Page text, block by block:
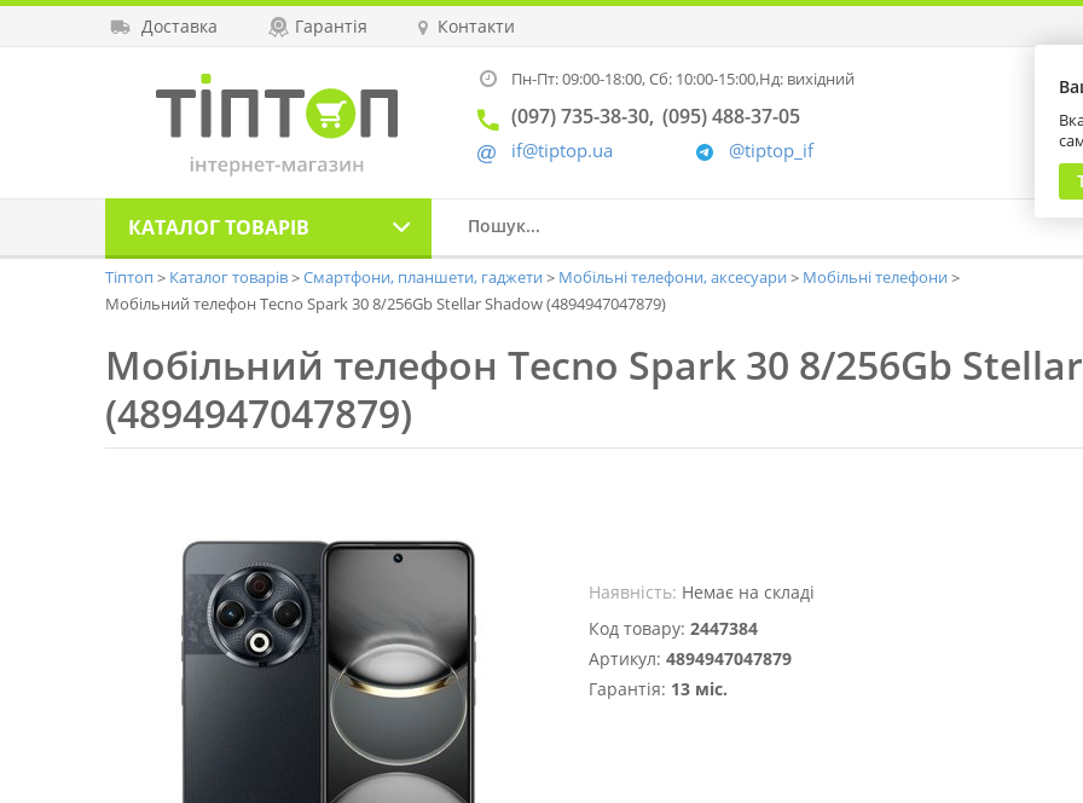
Доставка Гарантія Контакти
Пн-Пт: 09:00-18:00,Сб: 10:00-15:00,Нд: вихідний
(097) 735-38-30 (095) 488-37-05
@tiptop_if
if@tiptop.ua
КАТАЛОГТОВАРІВ
Тіптоп Каталог товарів Смартфони, планшети, гаджети Мобільні телефони, аксесуари
Мобільні телефони
Мобільний телефон Tecno Spark 30 8/256Gb Stellar Shadow (4894947047879)
Мобільний телефон Tecno Spark 30 8/256Gb
(4894947047879)
Наявність: Немає на складі
Код товару: 2447384
Артикул: 4894947047879
Гарантія: 13 міс.